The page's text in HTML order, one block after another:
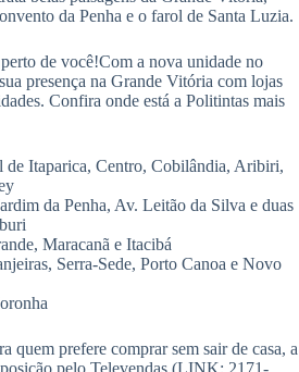
da Penha e o farol de Santa Luzia.
de você!Com a nova unidade no
presença na Grande Vitória com lojas
Confira onde está a Politintas mais
de Itaparica, Centro, Cobilândia, Aribiri,
da Penha, Av. Leitão da Silva e duas
Maracanã e Itacibá
Serra-Sede, Porto Canoa e Novo
quem prefere comprar sem sair de casa, a